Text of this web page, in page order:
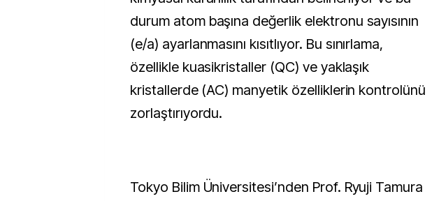
durum atom başına değerlik elektronu sayısının
(e/a) ayarlanmasını kısıtlıyor. Bu sınırlama,
özellikle kuasikristaller (QC) ve yaklaşık
kristallerde (AC) manyetik özelliklerin kontrolünü
zorlaştırıyordu.
Tokyo Bilim Üniversitesi’nden Prof. Ryuji Tamura